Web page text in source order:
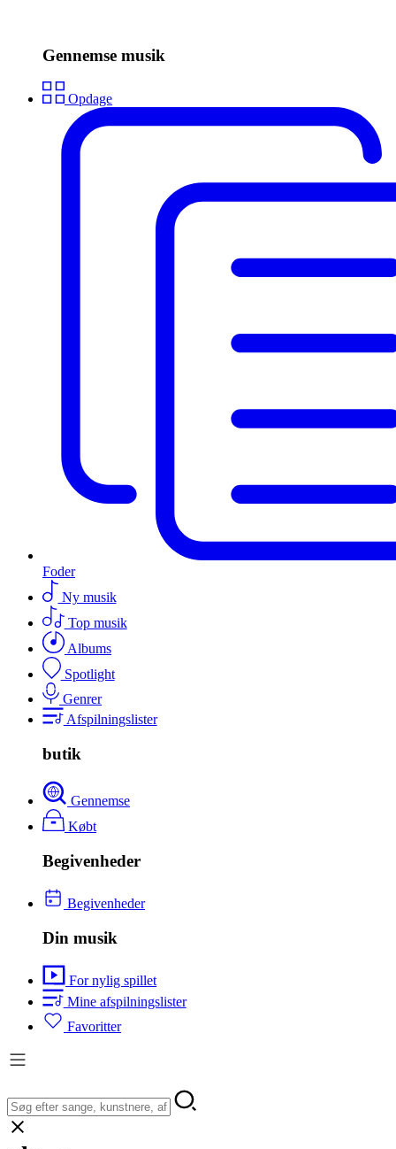
Gennemse musik
Opdage
Foder
Ny musik
Top musik
Albums
Spotlight
Genrer
Afspilningslister
butik
Gennemse
Købt
Begivenheder
Begivenheder
Din musik
For nylig spillet
Mine afspilningslister
Favoritter